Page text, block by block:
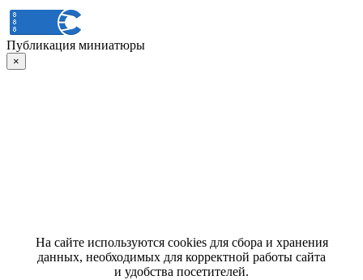
Публикация миниатюры
×
На сайте используются cookies для сбора и хранения
данных, необходимых для корректной работы сайта
и удобства посетителей.